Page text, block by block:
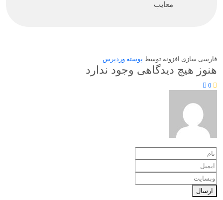
معایب
فارسی سازی افزونه توسط پوسته وردپرس
هنوز هیچ دیدگاهی وجود ندارد
0
ارسال